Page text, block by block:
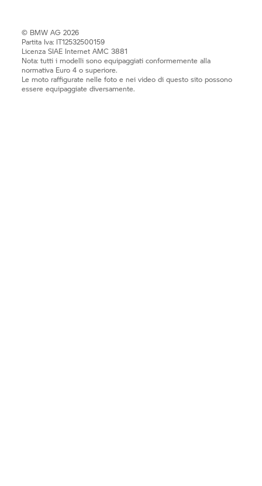
© BMW AG 2026
Partita Iva: IT12532500159
Licenza SIAE Internet AMC 3881
Nota: tutti i modelli sono equipaggiati conformemente alla
normativa Euro 4 o superiore.
Le moto raffigurate nelle foto e nei video di questo sito possono
essere equipaggiate diversamente.